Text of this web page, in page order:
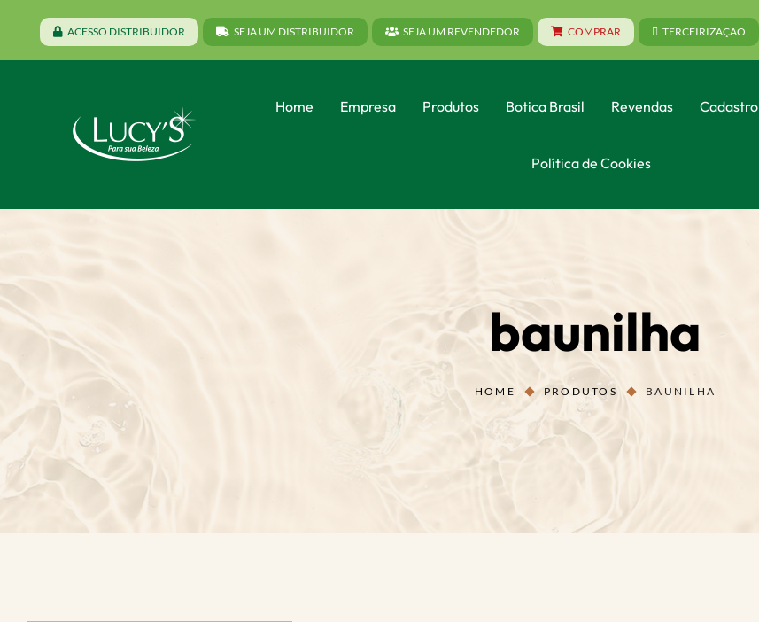
ACESSO DISTRIBUIDOR SEJA UM DISTRIBUIDOR SEJA UM REVENDEDOR COMPRAR TERCEIRIZAÇÃO
Home Empresa Produtos Botica Brasil Revendas Cadastro
Política de Cookies
baunilha
HOME PRODUTOS BAUNILHA